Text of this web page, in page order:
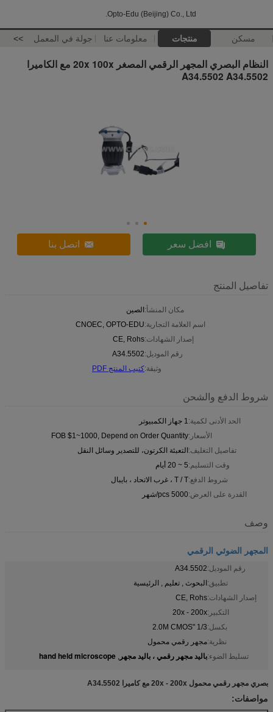
Opto-Edu (Beijing) Co., Ltd.
مسكن منتجات معلومات عنا جولة في المعمل >>
النظام البصري المجهر الرقمي المصغر 20x 100x مع الكاميرا
A34.5502 A34.5502
افضل سعر اتصل بنا
تفاصيل المنتج
مكان المنشأ:الصين
اسم العلامة التجارية:CNOEC, OPTO-EDU
إصدار الشهادات:CE, Rohs
رقم الموديل:A34.5502
وثيقة:كتيب المنتج PDF
شروط الدفع والشحن
الحد الأدنى لكمية:1 جهاز الكمبيوتر
الأسعار:FOB $1~1000, Depend on Order Quantity
تفاصيل التغليف:التعبئة الكرتون، للتصدير وسائل النقل
وقت التسليم:5 ~ 20 أيام
شروط الدفع:T / T ، غرب الاتحاد ، بايبال
القدرة على العرض:5000 pcs/شهر
وصف
المجهر الضوئي الرقمي
رقم الموديل:A34.5502
تطبيق:البحوث , تعليم , الرئيسية
إصدار الشهادات:CE, Rohs
التكبير:20x - 200x
بكسل:1/3 "2.0M CMOS
نظرية:مجهر رقمي محمول
تسليط الضوء:باليد مجهر رقمي ، باليد مجهر ,
hand held microscope
بصري مجهر رقمي محمول 20x - 200x مع كاميرا A34.5502
مواصفات: